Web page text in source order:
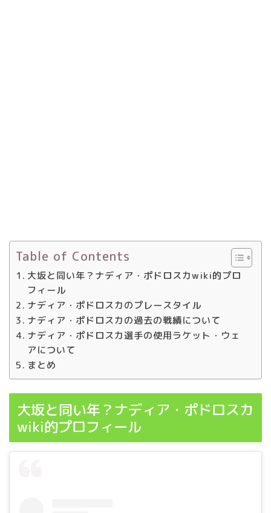
Table of Contents
大坂と同い年？ナディア・ポドロスカwiki的プロ
フィール
ナディア・ポドロスカのプレースタイル
ナディア・ポドロスカの過去の戦績について
ナディア・ポドロスカ選手の使用ラケット・ウェ
アについて
まとめ
大坂と同い年？ナディア・ポドロスカ
wiki的プロフィール